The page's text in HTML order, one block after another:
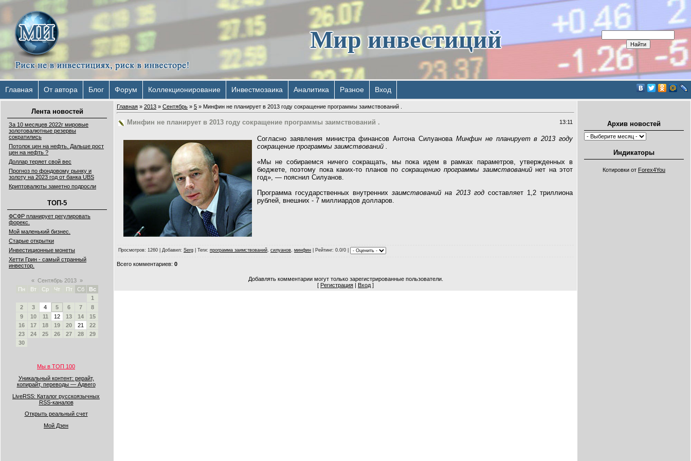
Мир инвестиций
Главная От автора Блог Форум Коллекционирование Инвестмозаика Аналитика Разное Вход
Лента новостей
За 10 месяцев 2022г мировые
золотовалютные резервы
сократились
Потолок цен на нефть. Дальше рост
цен на нефть ?
Доллар теряет свой вес
Прогноз по фондовому рынку и
золоту на 2023 год от банка UBS
Криптовалюты заметно подросли
ТОП-5
ФСФР планирует регулировать
форекс.
Мой маленький бизнес.
Старые открытки
Инвестиционные монеты
Хетти Грин - самый странный
инвестор.
« Сентябрь 2013 »
Пн
Вт Ср Чт Пт Сб
Вс
1
2
3 4 5 6 7
8
9
10 11 12 13 14
15
16
17 18 19 20 21
22
23
24 25 26 27 28
29
30
Мы в ТОП 100
Уникальный контент: рерайт,
копирайт, переводы — Адвего
LiveRSS: Каталог русскоязычных
RSS-каналов
Открыть реальный счет
Мой Дзен
Главная » 2013 » Сентябрь » 5 » Минфин не планирует в 2013 году сокращение программы заимствований .
Минфин не планирует в 2013 году сокращение программы заимствований . 13:11
Cогласно заявления министра финансов Антона Силуанова Минфин не планирует в 2013 году
сокращение программы заимствований .
«Мы не собираемся ничего сокращать, мы пока идем в рамках параметров, утвержденных в
бюджете, поэтому пока каких-то планов по сокращению программы заимствований нет на этот
год», — пояснил Силуанов.
Программа государственных внутреннихзаимствований на 2013 годсоставляет 1,2 триллиона
рублей, внешних - 7 миллиардов долларов.
Просмотров: 1260 | Добавил: Serg Теги: программа заимствований, силуанов, минфин Рейтинг: 0.0/0 |
Всего комментариев: 0
Добавлять комментарии могут только зарегистрированные пользователи.
[ Регистрация | Вход ]
Архив новостей
Индикаторы
Котировки от Forex4You